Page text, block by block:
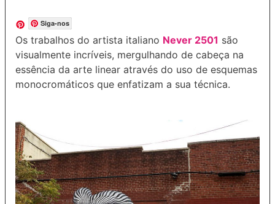
Siga-nos
Os trabalhos do artista italiano Never 2501 são
visualmente incríveis, mergulhando de cabeça na
essência da arte linear através do uso de esquemas
monocromáticos que enfatizam a sua técnica.